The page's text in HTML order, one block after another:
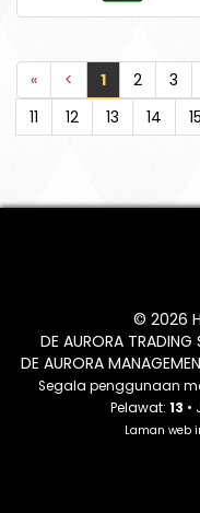
« < 1 2 3
11
12 13 14 15
© 2026
DE AURORA TRADING
DE AURORA
Segala penggunaan
Pelawat: 13 •
Laman web